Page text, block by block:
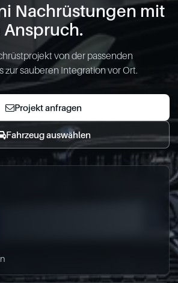
Nachrüstungen mit
von der passenden
zur sauberen Integration vor Ort.
Projekt anfragen
Fahrzeug auswählen